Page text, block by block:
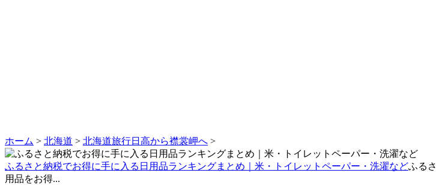
ホーム > 北海道 > 北海道旅行日高から襟裳岬へ >
ふるさと納税でお得に手に入る日用品ランキングまとめ｜米・トイレットペーパー・洗濯などふる
用品をお得...